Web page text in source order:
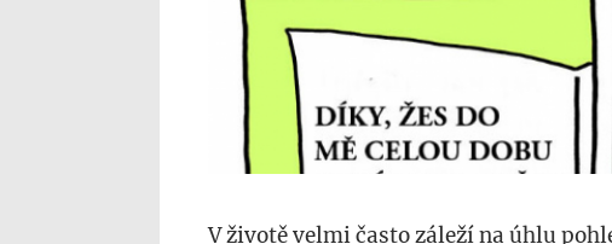
V životě velmi často záleží na úhlu